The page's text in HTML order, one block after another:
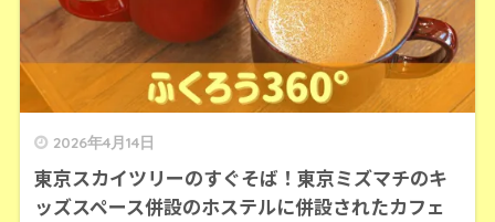
2026年4月14日
東京スカイツリーのすぐそば！東京ミズマチのキ
ッズスペース併設のホステルに併設されたカフェ